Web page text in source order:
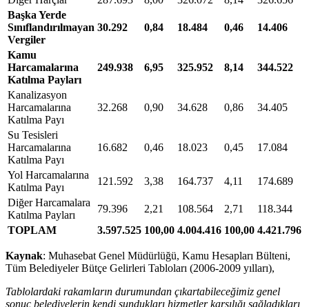
Başka Yerde
Sınıflandırılmayan
Vergiler
30.292 0,84 18.484 0,46 14.406
Kamu
Harcamalarına
Katılma Payları
249.938 6,95 325.952 8,14 344.522
Kanalizasyon
Harcamalarına
Katılma Payı
32.268 0,90 34.628 0,86 34.405
Su Tesisleri
Harcamalarına
Katılma Payı
16.682 0,46 18.023 0,45 17.084
Yol Harcamalarına
Katılma Payı
121.592 3,38 164.737 4,11 174.689
Diğer Harcamalara
Katılma Payları
79.396 2,21 108.564 2,71 118.344
TOPLAM
3.597.525 100,00 4.004.416 100,00 4.421.796
Kaynak: Muhasebat Genel Müdürlüğü, Kamu Hesapları Bülteni,
Tüm Belediyeler Bütçe Gelirleri Tabloları (2006-2009 yılları),
Tablolardaki rakamların durumundan çıkartabileceğimiz genel
sonuç belediyelerin kendi sundukları hizmetler karşılığı sağladıkları